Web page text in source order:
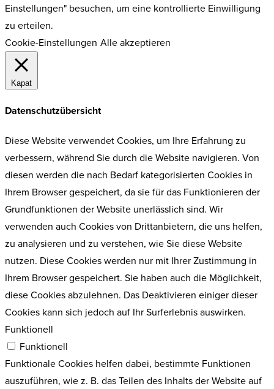
Einstellungen" besuchen, um eine kontrollierte Einwilligung
zu erteilen.
Cookie-Einstellungen Alle akzeptieren
Kapat
Datenschutzübersicht
Diese Website verwendet Cookies, um Ihre Erfahrung zu
verbessern, während Sie durch die Website navigieren. Von
diesen werden die nach Bedarf kategorisierten Cookies in
Ihrem Browser gespeichert, da sie für das Funktionieren der
Grundfunktionen der Website unerlässlich sind. Wir
verwenden auch Cookies von Drittanbietern, die uns helfen,
zu analysieren und zu verstehen, wie Sie diese Website
nutzen. Diese Cookies werden nur mit Ihrer Zustimmung in
Ihrem Browser gespeichert. Sie haben auch die Möglichkeit,
diese Cookies abzulehnen. Das Deaktivieren einiger dieser
Cookies kann sich jedoch auf Ihr Surferlebnis auswirken.
Funktionell
Funktionell
Funktionale Cookies helfen dabei, bestimmte Funktionen
auszuführen, wie z. B. das Teilen des Inhalts der Website auf